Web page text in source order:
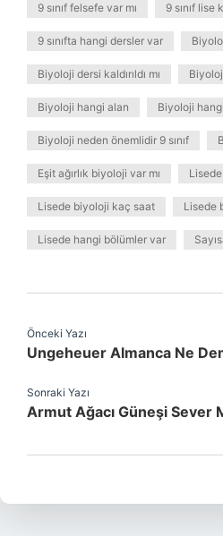
9 sınıf felsefe var mı 9 sınıf lise
9 sınıfta hangi dersler var
Biyoloji dersi kaldırıldı mı
Biyoloji hangi alan Biyoloji
Biyoloji neden önemlidir 9 sınıf
Eşit ağırlık biyoloji var mı
Lisede biyoloji kaç saat Lisede
Lisede hangi bölümler var
Önceki Yazı
Ungeheuer Almanca Ne
Sonraki Yazı
Armut Ağacı Güneşi Sever